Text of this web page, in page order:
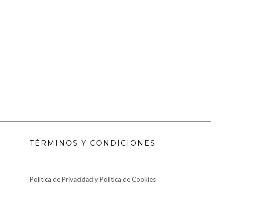
TÉRMINOS Y CONDICIONES
Política de Privacidad y Política de Cookies